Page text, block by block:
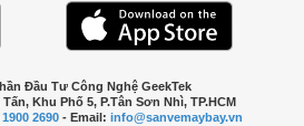
Đầu Tư Công Nghệ GeekTek
Khu Phố 5, P.Tân Sơn Nhì, TP.HCM
1900 2690- Email: info@sanvemaybay.vn